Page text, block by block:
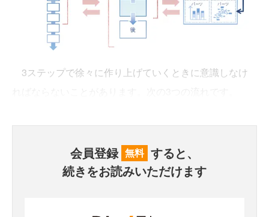
3ステップで徐々に作り上げていくときに意識しなけ
会員登録 無料 すると、
続きをお読みいただけます